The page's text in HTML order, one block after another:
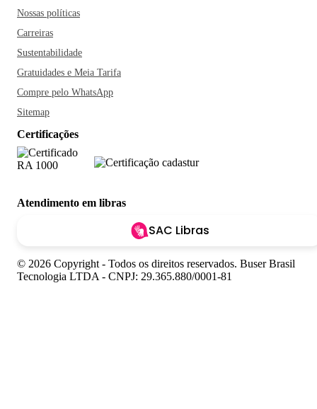
Nossas políticas
Carreiras
Sustentabilidade
Gratuidades e Meia Tarifa
Compre pelo WhatsApp
Sitemap
Certificações
Atendimento em libras
SAC Libras
© 2026 Copyright - Todos os direitos reservados. Buser Brasil
Tecnologia LTDA - CNPJ: 29.365.880/0001-81